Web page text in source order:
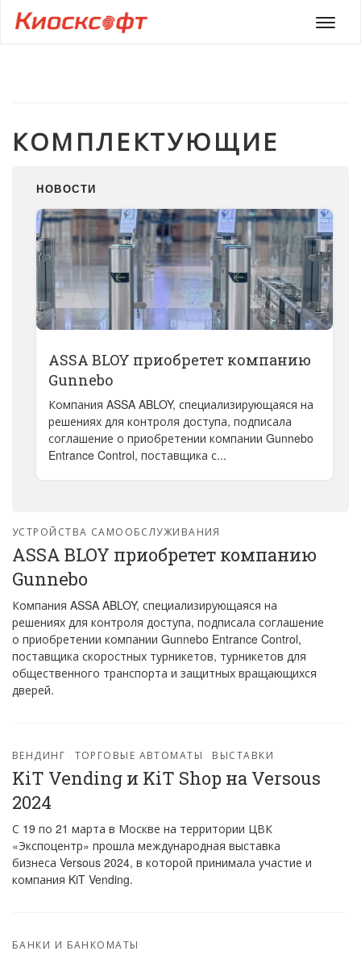
Меню
КОМПЛЕКТУЮЩИЕ
НОВОСТИ
ASSA BLOY приобретет компанию
Gunnebo
Компания ASSA ABLOY, специализирующаяся на
решениях для контроля доступа, подписала
соглашение о приобретении компании Gunnebo
Entrance Control, поставщика с...
УСТРОЙСТВА САМООБСЛУЖИВАНИЯ
ASSA BLOY приобретет компанию
Gunnebo
Компания ASSA ABLOY, специализирующаяся на
решениях для контроля доступа, подписала соглашение
о приобретении компании Gunnebo Entrance Control,
поставщика скоростных турникетов, турникетов для
общественного транспорта и защитных вращающихся
дверей.
ВЕНДИНГ ТОРГОВЫЕ АВТОМАТЫ ВЫСТАВКИ
KiT Vending и KiT Shop на Versous
2024
С 19 по 21 марта в Москве на территории ЦВК
«Экспоцентр» прошла международная выставка
бизнеса Versous 2024, в которой принимала участие и
компания KiT Vending.
БАНКИ И БАНКОМАТЫ